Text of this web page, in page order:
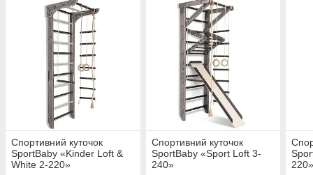
Спортивний куточок
SportBaby «Kinder Loft &
White 2-220»
Спортивний куточок
SportBaby «Sport Loft 3-
240»